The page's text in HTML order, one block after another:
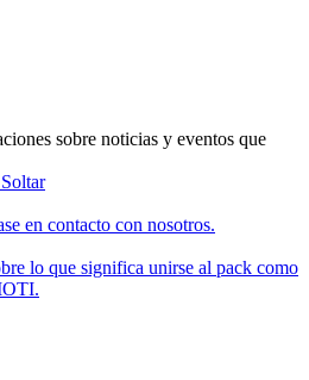
sobre noticias y eventos que
en contacto con nosotros.
lo que significa unirse al pack como